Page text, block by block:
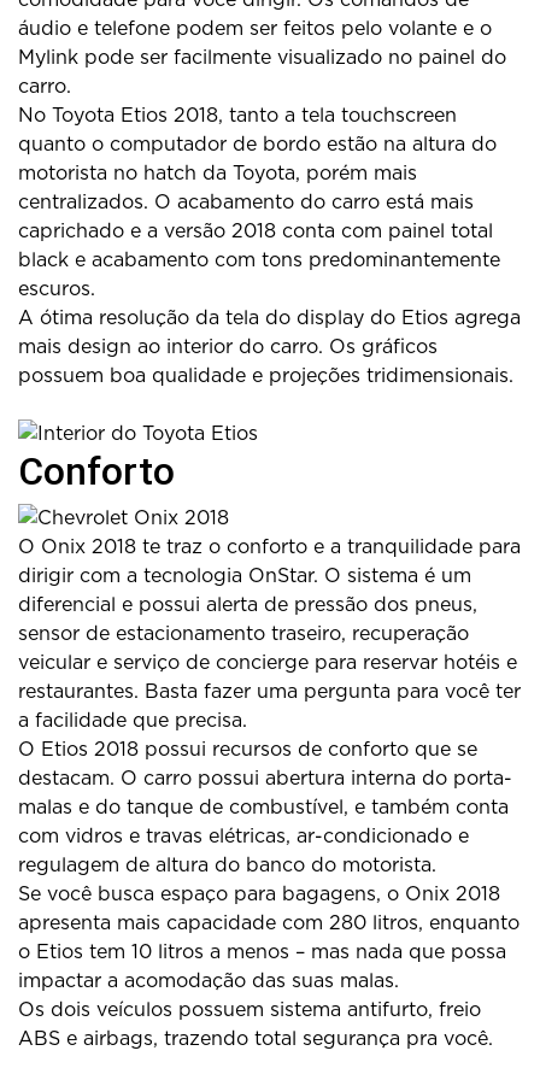
áudio e telefone podem ser feitos pelo volante e o
Mylink pode ser facilmente visualizado no painel do
carro.
No Toyota Etios 2018, tanto a tela touchscreen
quanto o computador de bordo estão na altura do
motorista no hatch da Toyota, porém mais
centralizados. O acabamento do carro está mais
caprichado e a versão 2018 conta com painel total
black e acabamento com tons predominantemente
escuros.
A ótima resolução da tela do display do Etios agrega
mais design ao interior do carro. Os gráficos
possuem boa qualidade e projeções tridimensionais.
Conforto
O Onix 2018 te traz o conforto e a tranquilidade para
dirigir com a tecnologia OnStar. O sistema é um
diferencial e possui alerta de pressão dos pneus,
sensor de estacionamento traseiro, recuperação
veicular e serviço de concierge para reservar hotéis e
restaurantes. Basta fazer uma pergunta para você ter
a facilidade que precisa.
O Etios 2018 possui recursos de conforto que se
destacam. O carro possui abertura interna do porta-
malas e do tanque de combustível, e também conta
com vidros e travas elétricas, ar-condicionado e
regulagem de altura do banco do motorista.
Se você busca espaço para bagagens, o Onix 2018
apresenta mais capacidade com 280 litros, enquanto
o Etios tem 10 litros a menos – mas nada que possa
impactar a acomodação das suas malas.
Os dois veículos possuem sistema antifurto, freio
ABS e airbags, trazendo total segurança pra você.